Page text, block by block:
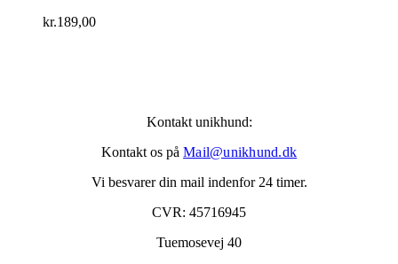
kr.189,00
Kontakt unikhund:
Kontakt os på Mail@unikhund.dk
Vi besvarer din mail indenfor 24 timer.
CVR: 45716945
Tuemosevej 40